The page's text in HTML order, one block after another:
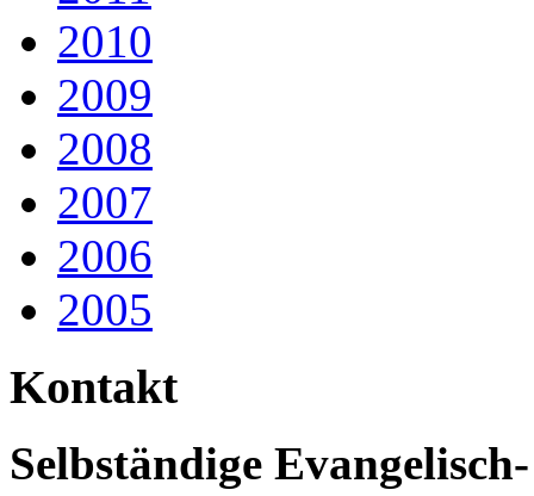
2010
2009
2008
2007
2006
2005
Kontakt
Selbständige Evangelisch-